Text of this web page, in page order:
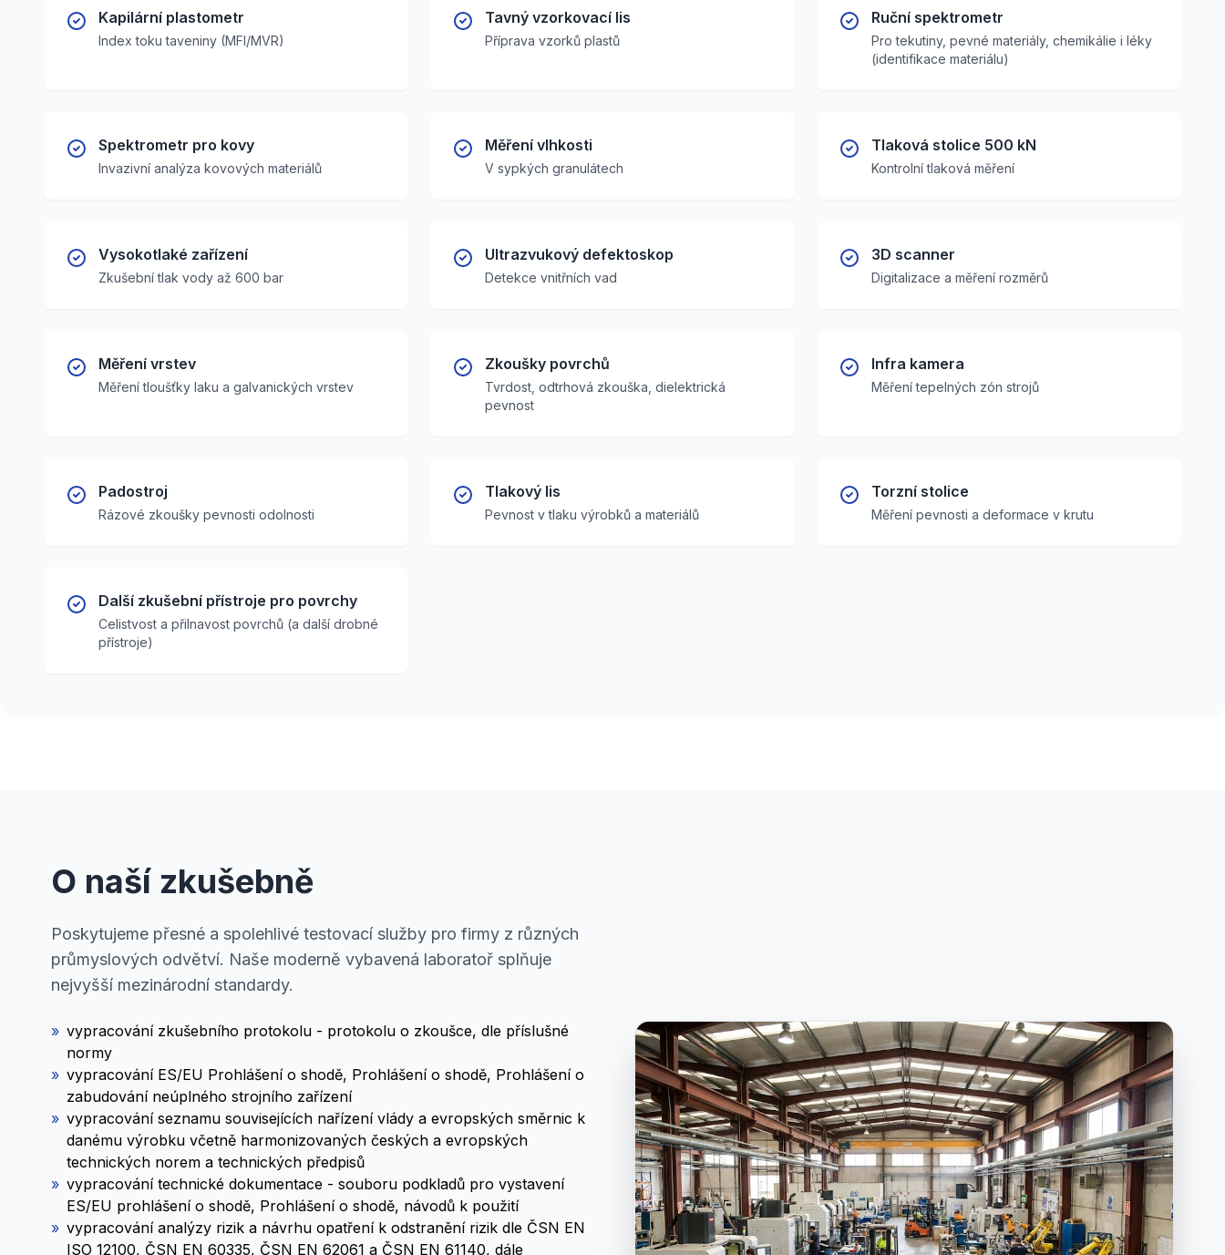
Kapilární plastometr
Index toku taveniny (MFI/MVR)
Tavný vzorkovací lis
Příprava vzorků plastů
Ruční spektrometr
Pro tekutiny, pevné materiály, chemikálie i léky
(identifikace materiálu)
Spektrometr pro kovy
Invazivní analýza kovových materiálů
Měření vlhkosti
V sypkých granulátech
Tlaková stolice 500 kN
Kontrolní tlaková měření
Vysokotlaké zařízení
Zkušební tlak vody až 600 bar
Ultrazvukový defektoskop
Detekce vnitřních vad
3D scanner
Digitalizace a měření rozměrů
Měření vrstev
Měření tloušťky laku a galvanických vrstev
Zkoušky povrchů
Tvrdost, odtrhová zkouška, dielektrická
pevnost
Infra kamera
Měření tepelných zón strojů
Padostroj
Rázové zkoušky pevnosti odolnosti
Tlakový lis
Pevnost v tlaku výrobků a materiálů
Torzní stolice
Měření pevnosti a deformace v krutu
Další zkušební přístroje pro povrchy
Celistvost a přilnavost povrchů (a další drobné
přístroje)
O naší zkušebně
Poskytujeme přesné a spolehlivé testovací služby pro firmy z různých
průmyslových odvětví. Naše moderně vybavená laboratoř splňuje
nejvyšší mezinárodní standardy.
» vypracování zkušebního protokolu - protokolu o zkoušce, dle příslušné
normy
» vypracování ES/EU Prohlášení o shodě, Prohlášení o shodě, Prohlášení o
zabudování neúplného strojního zařízení
» vypracování seznamu souvisejících nařízení vlády a evropských směrnic k
danému výrobku včetně harmonizovaných českých a evropských
technických norem a technických předpisů
» vypracování technické dokumentace - souboru podkladů pro vystavení
ES/EU prohlášení o shodě, Prohlášení o shodě, návodů k použití
» vypracování analýzy rizik a návrhu opatření k odstranění rizik dle ČSN EN
ISO 12100, ČSN EN 60335, ČSN EN 62061 a ČSN EN 61140, dále